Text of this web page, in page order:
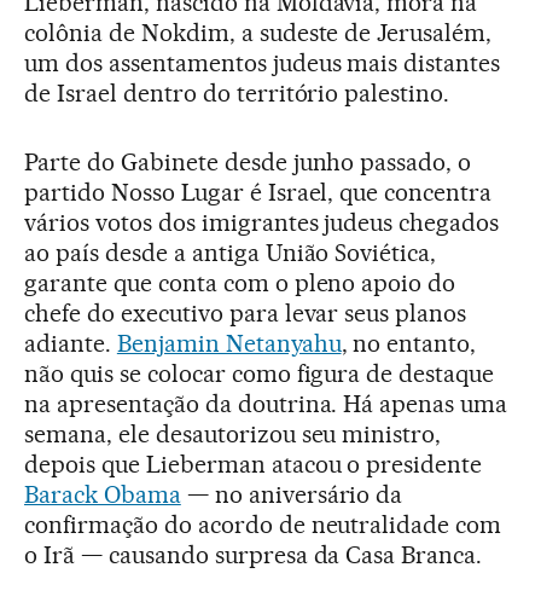
colônia de Nokdim, a sudeste de Jerusalém,
um dos assentamentos judeus mais distantes
de Israel dentro do território palestino.
Parte do Gabinete desde junho passado, o
partido Nosso Lugar é Israel, que concentra
vários votos dos imigrantes judeus chegados
ao país desde a antiga União Soviética,
garante que conta com o pleno apoio do
chefe do executivo para levar seus planos
adiante. Benjamin Netanyahu, no entanto,
não quis se colocar como figura de destaque
na apresentação da doutrina. Há apenas uma
semana, ele desautorizou seu ministro,
depois que Lieberman atacou o presidente
Barack Obama— no aniversário da
confirmação do acordo de neutralidade com
o Irã — causando surpresa da Casa Branca.